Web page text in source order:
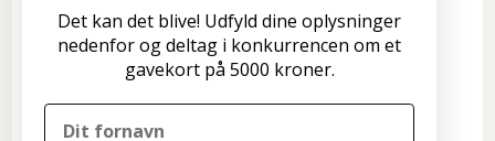
Formervangen 17
2600 Glostrup
Det kan det blive! Udfyld dine oplysninger
nedenfor og deltag i konkurrencen om et
gavekort på 5000 kroner.